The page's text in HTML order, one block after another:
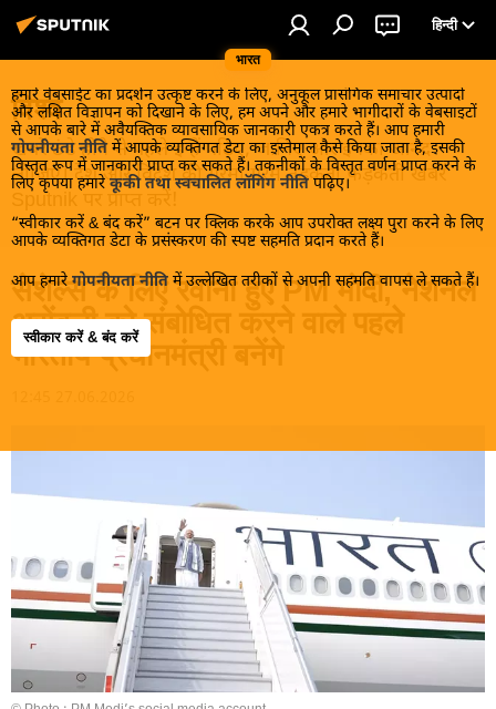
भारत
हिन्दी
हमारे वेबसाईट का प्रदर्शन उत्कृष्ट करने के लिए, अनुकूल प्रासंगिक समाचार उत्पादों
और लक्षित विज्ञापन को दिखाने के लिए, हम अपने और हमारे भागीदारों के वेबसाइटों
से आपके बारे में अवैयक्तिक व्यावसायिक जानकारी एकत्र करते हैं। आप हमारी
गोपनीयता नीति में आपके व्यक्तिगत डेटा का इस्तेमाल कैसे किया जाता है, इसकी
विस्तृत रूप में जानकारी प्राप्त कर सकते हैं। तकनीकों के विस्तृत वर्णन प्राप्त करने के
लिए कृपया हमारे कूकी तथा स्वचालित लॉगिंग नीति पढ़िए।
“स्वीकार करें & बंद करें” बटन पर क्लिक करके आप उपरोक्त लक्ष्य पुरा करने के लिए
आपके व्यक्तिगत डेटा के प्रसंस्करण की स्पष्ट सहमति प्रदान करते हैं।
आप हमारे गोपनीयता नीति में उल्लेखित तरीकों से अपनी सहमति वापस ले सकते हैं।
स्वीकार करें & बंद करें
विश्व
खबरें ठंडे होने से पहले इन्हें पढ़िए, जानिए और इनका आनंद
लीजिए। देश और विदेश की गरमा गरम तड़कती फड़कती खबरें
Sputnik पर प्राप्त करें!
सेशेल्स के लिए रवाना हुए PM मोदी, नेशनल
असेंबली को संबोधित करने वाले पहले
भारतीय प्रधानमंत्री बनेंगे